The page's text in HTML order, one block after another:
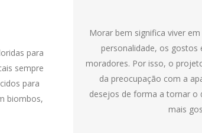
para
sempre
para
biombos,
Morar bem significa viver
personalidade, os gostos
moradores. Por isso, o
da preocupação com a
desejos de forma a tornar o
mais